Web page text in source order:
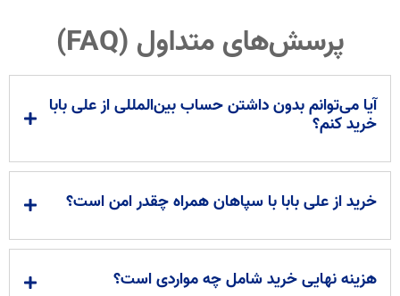
پرسش‌های متداول (FAQ)
آیا می‌توانم بدون داشتن حساب بین‌المللی از علی بابا
خرید کنم؟
خرید از علی بابا با سپاهان همراه چقدر امن است؟
هزینه نهایی خرید شامل چه مواردی است؟